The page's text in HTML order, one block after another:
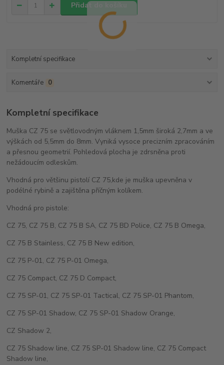
Přidat do košíku
Kompletní specifikace
Komentáře 0
Kompletní specifikace
Muška CZ 75 se světlovodným vláknem 1,5mm široká 2,7mm a ve
výškách od 5,5mm do 8mm. Vyniká vysoce precizním zpracováním
a přesnou geometrií. Pohledová plocha je zdrsněna proti
nežádoucím odleskům.
Vhodná pro většinu pistolí CZ 75,kde je muška upevněna v
podélné rybině a zajištěna příčným kolíkem.
Vhodná pro pistole:
CZ 75, CZ 75 B, CZ 75 B SA, CZ 75 BD Police, CZ 75 B Omega,
CZ 75 B Stainless, CZ 75 B New edition,
CZ 75 P-01, CZ 75 P-01 Omega,
CZ 75 Compact, CZ 75 D Compact,
CZ 75 SP-01, CZ 75 SP-01 Tactical, CZ 75 SP-01 Phantom,
CZ 75 SP-01 Shadow, CZ 75 SP-01 Shadow Orange,
CZ Shadow 2,
CZ 75 Shadow line, CZ 75 SP-01 Shadow line, CZ 75 Compact
Shadow line,